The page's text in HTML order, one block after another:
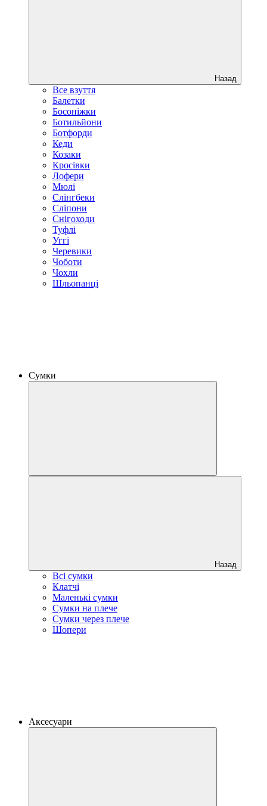
Назад
Все взуття
Балетки
Босоніжки
Ботильйони
Ботфорди
Кеди
Козаки
Кросівки
Лофери
Мюлі
Слінгбеки
Сліпони
Снігоходи
Туфлі
Уггі
Черевики
Чоботи
Чохли
Шльопанці
Сумки
Назад
Всі сумки
Клатчі
Маленькі сумки
Сумки на плече
Сумки через плече
Шопери
Аксесуари